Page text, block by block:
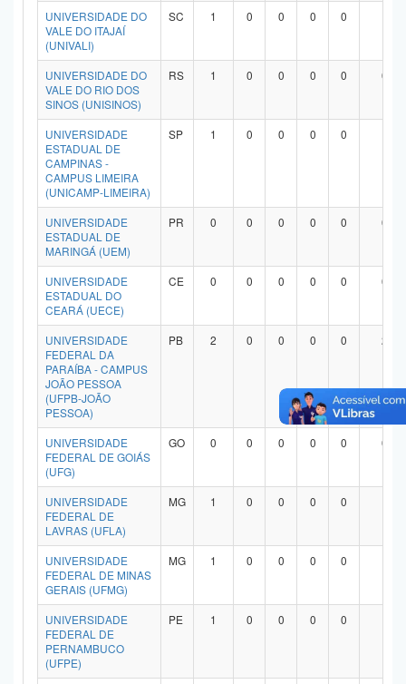
UNIVERSIDADE DO
VALE DO ITAJAÍ
(UNIVALI)
SC 1 0 0 0 0
UNIVERSIDADE DO
VALE DO RIO DOS
SINOS (UNISINOS)
RS 1 0 0 0 0 0
UNIVERSIDADE
ESTADUAL DE
CAMPINAS -
CAMPUS LIMEIRA
(UNICAMP-LIMEIRA)
SP 1 0 0 0 0
UNIVERSIDADE
ESTADUAL DE
MARINGÁ (UEM)
PR 0 0 0 0 0 0
UNIVERSIDADE
ESTADUAL DO
CEARÁ (UECE)
CE 0 0 0 0 0 0
UNIVERSIDADE
FEDERAL DA
PARAÍBA - CAMPUS
JOÃO PESSOA
(UFPB-JOÃO
PESSOA)
PB 2 0 0 0 0 2
UNIVERSIDADE
FEDERAL DE GOIÁS
(UFG)
GO 0 0 0 0 0 0
UNIVERSIDADE
FEDERAL DE
LAVRAS (UFLA)
MG 1 0 0 0 0
UNIVERSIDADE
FEDERAL DE MINAS
GERAIS (UFMG)
MG 1 0 0 0 0
UNIVERSIDADE
FEDERAL DE
PERNAMBUCO
(UFPE)
PE 1 0 0 0 0